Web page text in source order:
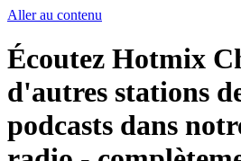
Aller au contenu
Écoutez Hotmix
d'autres stations
podcasts dans